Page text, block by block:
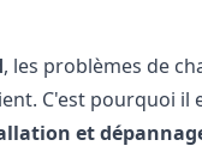
, les problèmes de
C'est pourquoi
et